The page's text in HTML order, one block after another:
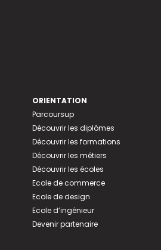
ORIENTATION
Parcoursup
Découvrir les diplômes
Découvrir les formations
Découvrir les métiers
Découvrir les écoles
Ecole de commerce
Ecole de design
Ecole d’ingénieur
Devenir partenaire